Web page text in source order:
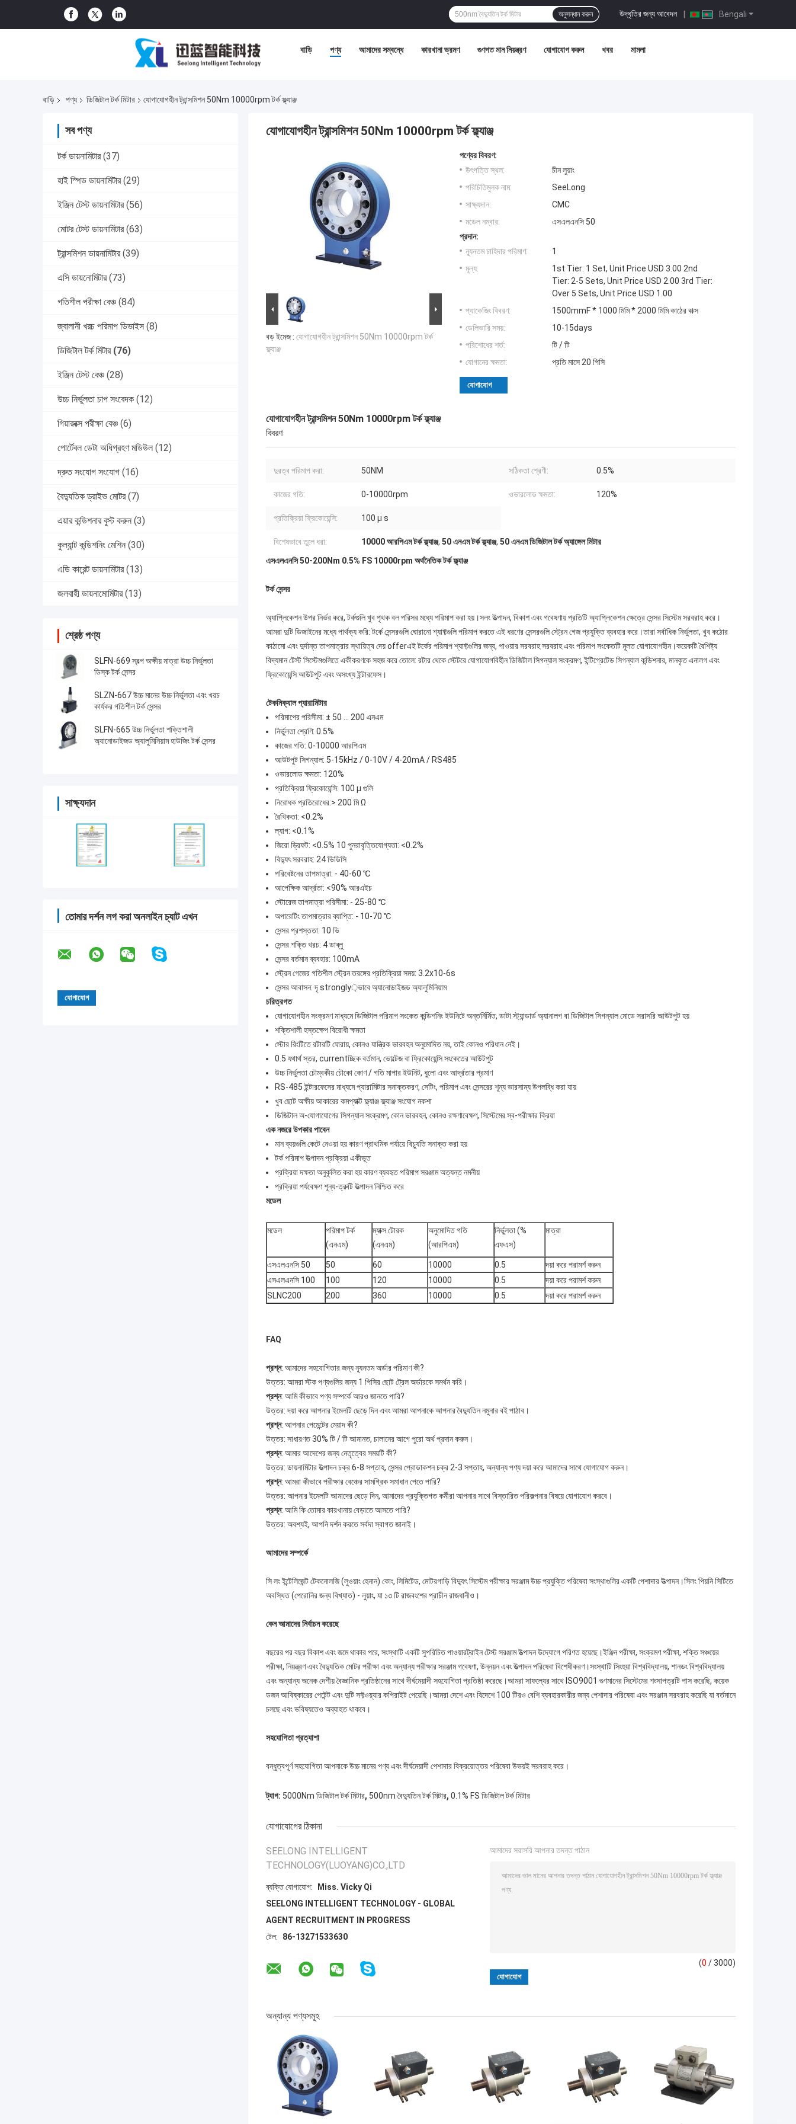
Bengali
উদ্ধৃতির জন্য আবেদন |
অনুসন্ধান করুন
বাড়ি পণ্য আমাদের সম্বন্ধে কারখানা ভ্রমণ গুণগত মান নিয়ন্ত্রণ যোগাযোগ করুন খবর মামলা
বাড়ি পণ্য ডিজিটাল টর্ক মিটার যোগাযোগহীন ট্রান্সমিশন 50Nm 10000rpm টর্ক ফ্ল্যাঞ্জ
সব পণ্য
টর্ক ডায়নামিটার (37)
হাই স্পিড ডায়নামিটার (29)
ইঞ্জিন টেস্ট ডায়নামিটার (56)
মোটর টেস্ট ডায়নামিটার (63)
ট্রান্সমিশন ডায়নামিটার (39)
এসি ডায়নোমিটার (73)
গতিশীল পরীক্ষা বেঞ্চ (84)
জ্বালানী খরচ পরিমাপ ডিভাইস (8)
ডিজিটাল টর্ক মিটার (76)
ইঞ্জিন টেস্ট বেঞ্চ (28)
উচ্চ নির্ভুলতা চাপ সংবেদক (12)
গিয়ারবক্স পরীক্ষা বেঞ্চ (6)
পোর্টেবল ডেটা অধিগ্রহণ মডিউল (12)
দ্রুত সংযোগ সংযোগ (16)
বৈদ্যুতিক ড্রাইভ মোটর (7)
এয়ার কন্ডিশনার বুস্ট করুন (3)
কুল্যান্ট কন্ডিশনিং মেশিন (30)
এডি কারেন্ট ডায়নামিটার (13)
জলবাহী ডায়নামোমিটার (13)
শ্রেষ্ঠ পণ্য
SLFN-669 স্বল্প অক্ষীয় মাত্রা উচ্চ নির্ভুলতা
ডিস্ক টর্ক সেন্সর
SLZN-667 উচ্চ মানের উচ্চ নির্ভুলতা এবং খরচ
কার্যকর গতিশীল টর্ক সেন্সর
SLFN-665 উচ্চ নির্ভুলতা শক্তিশালী
অ্যানোডাইজড অ্যালুমিনিয়াম হাউজিং টর্ক সেন্সর
সাক্ষ্যদান
তোমার দর্শন লগ করা অনলাইন চ্যাট এখন
যোগাযোগহীন ট্রান্সমিশন 50Nm 10000rpm টর্ক ফ্ল্যাঞ্জ
বড় ইমেজ : যোগাযোগহীন ট্রান্সমিশন 50Nm 10000rpm টর্ক
ফ্ল্যাঞ্জ
পণ্যের বিবরণ:
উৎপত্তি স্থল:
চীন লুয়াং
পরিচিতিমুলক নাম:
SeeLong
সাক্ষ্যদান:
CMC
মডেল নম্বার:
এসএলএনসি 50
প্রদান:
ন্যূনতম চাহিদার পরিমাণ:
1
মূল্য:
1st Tier: 1 Set, Unit Price USD 3.00 2nd
Tier: 2-5 Sets, Unit Price USD 2.00 3rd Tier:
Over 5 Sets, Unit Price USD 1.00
প্যাকেজিং বিবরণ:
1500mmF * 1000 মিমি * 2000 মিমি কাঠের বাক্স
ডেলিভারি সময়:
10-15days
পরিশোধের শর্ত:
টি / টি
যোগানের ক্ষমতা:
প্রতি মাসে 20 পিসি
যোগাযোগ
যোগাযোগহীন ট্রান্সমিশন 50Nm 10000rpm টর্ক ফ্ল্যাঞ্জ
বিবরণ
দুরত্ব পরিমাপ করা: 50NM সঠিকতা শ্রেণী: 0.5%
কাজের গতি: 0-10000rpm ওভারলোড ক্ষমতা: 120%
প্রতিক্রিয়া ফ্রিকোয়েন্সি: 100 μ s
বিশেষভাবে তুলে ধরা: 10000 আরপিএম টর্ক ফ্ল্যাঞ্জ, 50 এনএম টর্ক ফ্ল্যাঞ্জ, 50 এনএম ডিজিটাল টর্ক অ্যাঙ্গেল মিটার
এসএলএনসি 50-200Nm 0.5% FS 10000rpm অর্থনৈতিক টর্ক ফ্ল্যাঞ্জ
টর্ক সেন্সর
অ্যাপ্লিকেশন উপর নির্ভর করে, টর্কগুলি খুব পৃথক বল পরিসর মধ্যে পরিমাপ করা হয়।সলং উত্পাদন, বিকাশ এবং গবেষণায় প্রতিটি অ্যাপ্লিকেশন ক্ষেত্রে সেন্সর সিস্টেম সরবরাহ করে।
আমরা দুটি ডিজাইনের মধ্যে পার্থক্য করি: টর্কে সেন্সরগুলি ঘোরানো শ্যাফ্টগুলি পরিমাপ করতে এই ধরণের সেন্সরগুলি স্ট্রেন গেজ প্রযুক্তি ব্যবহার করে।তারা সর্বাধিক নির্ভুলতা, খুব কঠোর
কাঠামো এবং দুর্দান্ত তাপমাত্রার স্থায়িত্ব দেয় offerএই টর্কের পরিমাপ শ্যাফ্টগুলির জন্য, পাওয়ার সরবরাহ সরবরাহ এবং পরিমাপ সংকেতটি মূলত যোগাযোগহীন।কয়েকটি বৈশিষ্ট্য
বিদ্যমান টেস্ট সিস্টেমগুলিতে একীকরণকে সহজ করে তোলে: রটার থেকে স্টেটরে যোগাযোগবিহীন ডিজিটাল সিগন্যাল সংক্রমণ, ইন্টিগ্রেটেড সিগন্যাল কন্ডিশনার, মানকৃত এনালগ এবং
ফ্রিকোয়েন্সি আউটপুট এবং অসংখ্য ইন্টারফেস।
টেকনিক্যাল প্যারামিটার
পরিমাপের পরিসীমা: ± 50 ... 200 এনএম
নির্ভুলতা শ্রেণি: 0.5%
কাজের গতি: 0-10000 আরপিএম
আউটপুট সিগন্যাল: 5-15kHz / 0-10V / 4-20mA / RS485
ওভারলোড ক্ষমতা: 120%
প্রতিক্রিয়া ফ্রিকোয়েন্সি: 100 μ গুলি
নিরোধক প্রতিরোধের:> 200 মি Ω
রৈখিকতা: <0.2%
ল্যাগ: <0.1%
জিরো ড্রিফট: <0.5% 10 পুনরাবৃত্তিযোগ্যতা: <0.2%
বিদ্যুৎ সরবরাহ: 24 ভিডিসি
পরিবেষ্টনের তাপমাত্রা: - 40-60 ℃
আপেক্ষিক আর্দ্রতা: <90% আরএইচ
স্টোরেজ তাপমাত্রা পরিসীমা: - 25-80 ℃
অপারেটিং তাপমাত্রার ব্যাপ্তি: - 10-70 ℃
সেন্সর প্রশস্ততা: 10 ভি
সেন্সর শক্তি খরচ: 4 ডাব্লু
সেন্সর বর্তমান ব্যবহার: 100mA
স্ট্রেন গেজের গতিশীল স্ট্রেন তরঙ্গের প্রতিক্রিয়া সময়: 3.2x10-6s
সেন্সর আবাসন: দৃ strongly়ভাবে অ্যানোডাইজড অ্যালুমিনিয়াম
চরিত্রগত
যোগাযোগহীন সংক্রমণ মাধ্যমে ডিজিটাল পরিমাপ সংকেত কন্ডিশনিং ইউনিটে অন্তর্নির্মিত, ডাটা স্ট্যান্ডার্ড অ্যানালগ বা ডিজিটাল সিগন্যাল মোডে সরাসরি আউটপুট হয়
শক্তিশালী হস্তক্ষেপ বিরোধী ক্ষমতা
স্টোর রিংটিতে রটারটি ঘোরায়, কোনও যান্ত্রিক ভারবহন অনুমোদিত নয়, তাই কোনও পরিধান নেই।
0.5 যথার্থ স্তর, currentচ্ছিক বর্তমান, ভোল্টেজ বা ফ্রিকোয়েন্সি সংকেতের আউটপুট
উচ্চ নির্ভুলতা চৌম্বকীয় চৌকো কোণ / গতি মাপার ইউনিট, ধুলো এবং আর্দ্রতার প্রমাণ
RS-485 ইন্টারফেসের মাধ্যমে প্যারামিটার সনাক্তকরণ, সেটিং, পরিমাপ এবং সেন্সরের শূন্য ভারসাম্য উপলব্ধি করা যায়
খুব ছোট অক্ষীয় আকারের কমপ্যাক্ট ফ্ল্যাঞ্জ ফ্ল্যাঞ্জ সংযোগ নকশা
ডিজিটাল অ-যোগাযোগের সিগন্যাল সংক্রমণ, কোন ভারবহন, কোনও রক্ষণাবেক্ষণ, সিস্টেমের স্ব-পরীক্ষার ক্রিয়া
এক নজরে উপকার পাবেন
মান ব্যয়গুলি কেটে নেওয়া হয় কারণ প্রাথমিক পর্যায়ে বিচ্যুতি সনাক্ত করা হয়
টর্ক পরিমাপ উত্পাদন প্রক্রিয়া একীভূত
প্রক্রিয়া দক্ষতা অনুকূলিত করা হয় কারণ ব্যবহৃত পরিমাপ সরঞ্জাম অত্যন্ত নমনীয়
প্রক্রিয়া পর্যবেক্ষণ শূন্য-ত্রুটি উত্পাদন নিশ্চিত করে
মডেল
মডেল
পরিমাপ টর্ক
(এনএম)
ম্যাক্স.টোরক
(এনএম)
অনুমোদিত গতি
(আরপিএম)
নির্ভুলতা (%
এফএস)
মাত্রা
এসএলএনসি 50 50 60 10000 0.5
দয়া করে পরামর্শ করুন
এসএলএনসি 100
100 120 10000 0.5
দয়া করে পরামর্শ করুন
SLNC200
200 360 10000 0.5 দয়া করে পরামর্শ করুন
FAQ
প্রশ্ন: আমাদের সহযোগিতার জন্য ন্যূনতম অর্ডার পরিমাণ কী?
উত্তর: আমরা স্টক পণ্যগুলির জন্য 1 পিসির ছোট ট্রেল অর্ডারকে সমর্থন করি।
প্রশ্ন: আমি কীভাবে পণ্য সম্পর্কে আরও জানতে পারি?
উত্তর: দয়া করে আপনার ইমেলটি ছেড়ে দিন এবং আমরা আপনাকে আপনার বৈদ্যুতিন নমুনার বই পাঠাব।
প্রশ্ন: আপনার পেমেন্টের মেয়াদ কী?
উত্তর: সাধারণত 30% টি / টি আমানত, চালানের আগে পুরো অর্থ প্রদান করুন।
প্রশ্ন: আমার আদেশের জন্য নেতৃত্বের সময়টি কী?
উত্তর: ডায়নামিটার উত্পাদন চক্র 6-8 সপ্তাহ, সেন্সর প্রোডাকশন চক্র 2-3 সপ্তাহ, অন্যান্য পণ্য দয়া করে আমাদের সাথে যোগাযোগ করুন।
প্রশ্ন: আমরা কীভাবে পরীক্ষার বেঞ্চের সামগ্রিক সমাধান পেতে পারি?
উত্তর: আপনার ইমেলটি আমাদের ছেড়ে দিন, আমাদের প্রযুক্তিগত কর্মীরা আপনার সাথে বিস্তারিত পরিকল্পনার বিষয়ে যোগাযোগ করবে।
প্রশ্ন: আমি কি তোমার কারখানায় বেড়াতে আসতে পারি?
উত্তর: অবশ্যই, আপনি দর্শন করতে সর্বদা স্বাগত জানাই।
আমাদের সম্পর্কে
সি লং ইন্টেলিজেন্ট টেকনোলজি (লুওয়াং হেনান) কোং, লিমিটেড, মোটরগাড়ি বিদ্যুৎ সিস্টেম পরীক্ষার সরঞ্জাম উচ্চ প্রযুক্তি পরিষেবা সংস্থাগুলির একটি পেশাদার উত্পাদন।সিলং পিয়নি সিটিতে
অবস্থিত (পেরোনির জন্য বিখ্যাত) - লুয়াং, যা ১৩ টি রাজবংশের প্রাচীন রাজধানীও।
কেন আমাদের নির্বাচন করেছে
বছরের পর বছর বিকাশ এবং জমে থাকার পরে, সংস্থাটি একটি সুপরিচিত পাওয়ারট্রাইন টেস্ট সরঞ্জাম উত্পাদন উদ্যোগে পরিণত হয়েছে।ইঞ্জিন পরীক্ষা, সংক্রমণ পরীক্ষা, শক্তি সঞ্চয়ের
পরীক্ষা, নিয়ন্ত্রণ এবং বৈদ্যুতিক মোটর পরীক্ষা এবং অন্যান্য পরীক্ষার সরঞ্জাম গবেষণা, উন্নয়ন এবং উত্পাদন পরিষেবা বিশেষীকরণ।সংস্থাটি সিংহুয়া বিশ্ববিদ্যালয়, শানডং বিশ্ববিদ্যালয়
এবং অন্যান্য অনেক দেশীয় বৈজ্ঞানিক প্রতিষ্ঠানের সাথে দীর্ঘমেয়াদী সহযোগিতা প্রতিষ্ঠা করেছে।আমরা সাফল্যের সাথে ISO9001 গুণমানের সিস্টেমের শংসাপত্রটি পাস করেছি, কয়েক
ডজন আবিষ্কারের পেটেন্ট এবং দুটি সফ্টওয়্যার কপিরাইট পেয়েছি।আমরা দেশে এবং বিদেশে 100 টিরও বেশি ব্যবহারকারীর জন্য পেশাদার পরিষেবা এবং সরঞ্জাম সরবরাহ করেছি যা বর্তমানে
চলছে এবং ভবিষ্যতেও অব্যাহত থাকবে।
সহযোগিতা প্রত্যাশা
বন্ধুত্বপূর্ণ সহযোগিতা আপনাকে উচ্চ মানের পণ্য এবং দীর্ঘমেয়াদী পেশাদার বিক্রয়োত্তর পরিষেবা উভয়ই সরবরাহ করে।
ট্যাগ: 5000Nm ডিজিটাল টর্ক মিটার, 500nm বৈদ্যুতিন টর্ক মিটার, 0.1% FS ডিজিটাল টর্ক মিটার
যোগাযোগের ঠিকানা
SEELONG INTELLIGENT
TECHNOLOGY(LUOYANG)CO.,LTD
ব্যক্তি যোগাযোগ:
Miss. Vicky Qi
SEELONG INTELLIGENT TECHNOLOGY - GLOBAL
AGENT RECRUITMENT IN PROGRESS
টেল:
86-13271533630
আমাদের সরাসরি আপনার তদন্ত পাঠান
(0 / 3000)
অন্যান্য পণ্যসমূহ